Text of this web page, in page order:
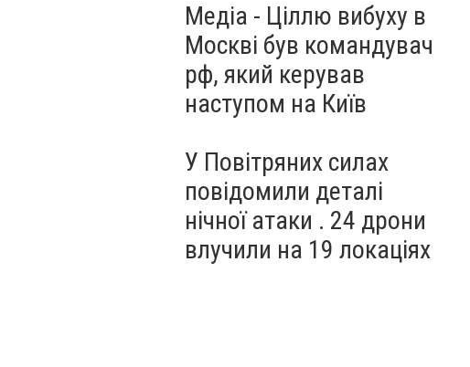
Медіа - Ціллю вибуху в
Москві був командувач
рф, який керував
наступом на Київ
У Повітряних силах
повідомили деталі
нічної атаки . 24 дрони
влучили на 19 локаціях